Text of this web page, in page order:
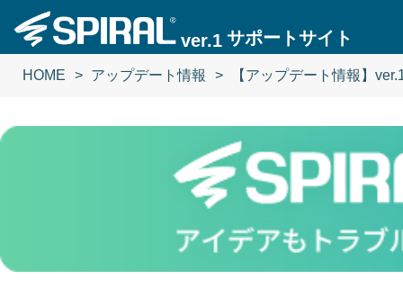
ver.1 サポートサイト
HOME アップデート情報 【アップデート情報】